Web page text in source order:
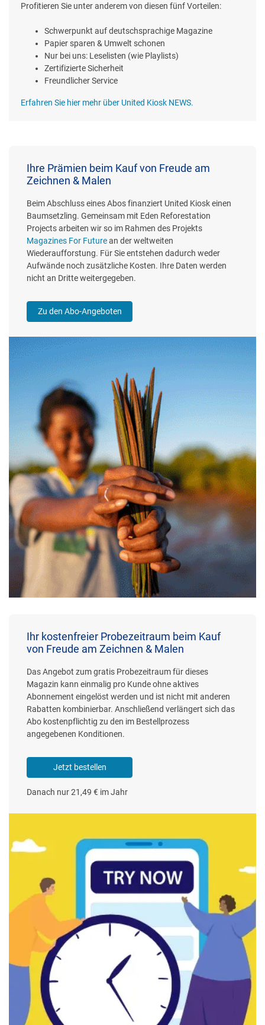
Profitieren Sie unter anderem von diesen fünf Vorteilen:
Schwerpunkt auf deutschsprachige Magazine
Papier sparen & Umwelt schonen
Nur bei uns: Leselisten (wie Playlists)
Zertifizierte Sicherheit
Freundlicher Service
Erfahren Sie hier mehr über United Kiosk NEWS.
Ihre Prämien beim Kauf von Freude am
Zeichnen & Malen
Beim Abschluss eines Abos finanziert United Kiosk einen
Baumsetzling. Gemeinsam mit Eden Reforestation
Projects arbeiten wir so im Rahmen des Projekts
Magazines For Futurean der weltweiten
Wiederaufforstung. Für Sie entstehen dadurch weder
Aufwände noch zusätzliche Kosten. Ihre Daten werden
nicht an Dritte weitergegeben.
Zu den Abo-Angeboten
Ihr kostenfreier Probezeitraum beim Kauf
von Freude am Zeichnen & Malen
Das Angebot zum gratis Probezeitraum für dieses
Magazin kann einmalig pro Kunde ohne aktives
Abonnement eingelöst werden und ist nicht mit anderen
Rabatten kombinierbar. Anschließend verlängert sich das
Abo kostenpflichtig zu den im Bestellprozess
angegebenen Konditionen.
Jetzt bestellen
Danach nur 21,49 € im Jahr